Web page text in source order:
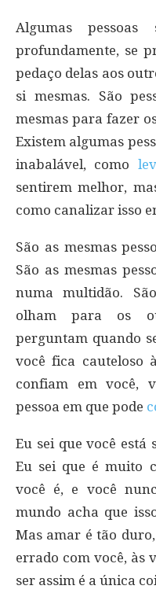
Algumas pessoas
profundamente, se
pedaço delas aos
si mesmas. São
mesmas para fazer
Existem algumas
inabalável, como
sentirem melhor,
como canalizar isso
São as mesmas
São as mesmas
numa multidão.
olham para os
perguntam quando
você fica cauteloso
confiam em você,
pessoa em que pode
Eu sei que você está
Eu sei que é muito
você é, e você
mundo acha que
Mas amar é tão
errado com você, às
ser assim é a única